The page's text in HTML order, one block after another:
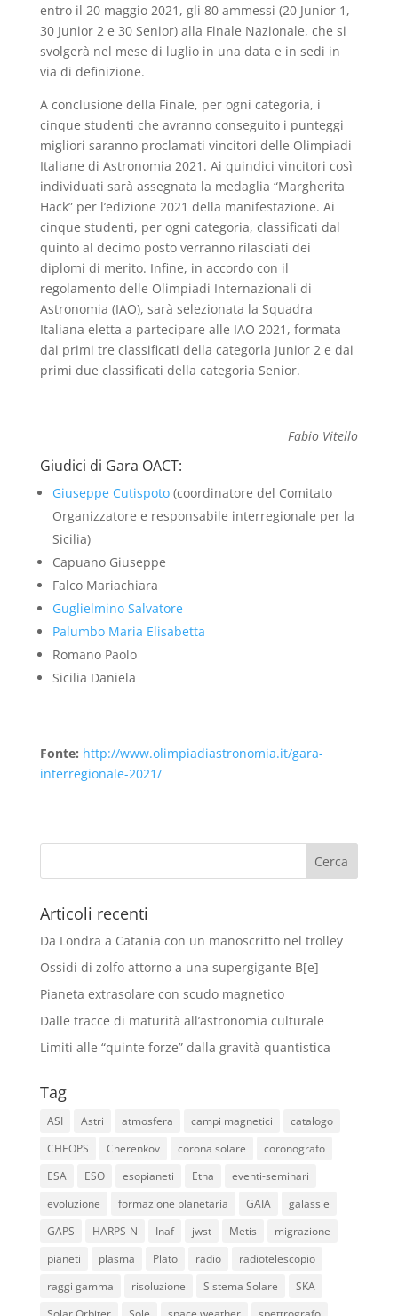
entro il 20 maggio 2021, gli 80 ammessi (20 Junior 1,
30 Junior 2 e 30 Senior) alla Finale Nazionale, che si
svolgerà nel mese di luglio in una data e in sedi in
via di definizione.
A conclusione della Finale, per ogni categoria, i
cinque studenti che avranno conseguito i punteggi
migliori saranno proclamati vincitori delle Olimpiadi
Italiane di Astronomia 2021. Ai quindici vincitori così
individuati sarà assegnata la medaglia “Margherita
Hack” per l’edizione 2021 della manifestazione. Ai
cinque studenti, per ogni categoria, classificati dal
quinto al decimo posto verranno rilasciati dei
diplomi di merito. Infine, in accordo con il
regolamento delle Olimpiadi Internazionali di
Astronomia (IAO), sarà selezionata la Squadra
Italiana eletta a partecipare alle IAO 2021, formata
dai primi tre classificati della categoria Junior 2 e dai
primi due classificati della categoria Senior.
Fabio Vitello
Giudici di Gara OACT:
Giuseppe Cutispoto(coordinatore del Comitato
Organizzatore e responsabile interregionale per la
Sicilia)
Capuano Giuseppe
Falco Mariachiara
Guglielmino Salvatore
Palumbo Maria Elisabetta
Romano Paolo
Sicilia Daniela
Fonte: http://www.olimpiadiastronomia.it/gara-
interregionale-2021/
Articoli recenti
Da Londra a Catania con un manoscritto nel trolley
Ossidi di zolfo attorno a una supergigante B[e]
Pianeta extrasolare con scudo magnetico
Dalle tracce di maturità all’astronomia culturale
Limiti alle “quinte forze” dalla gravità quantistica
Tag
ASI Astri atmosfera campi magnetici
catalogo
CHEOPS
Cherenkov corona solare
coronografo
ESA
ESO esopianeti Etna
eventi-seminari
evoluzione
formazione planetaria GAIA
galassie
GAPS
HARPS-N Inaf jwst Metis
migrazione
pianeti
plasma Plato radio
radiotelescopio
raggi gamma
risoluzione Sistema Solare
SKA